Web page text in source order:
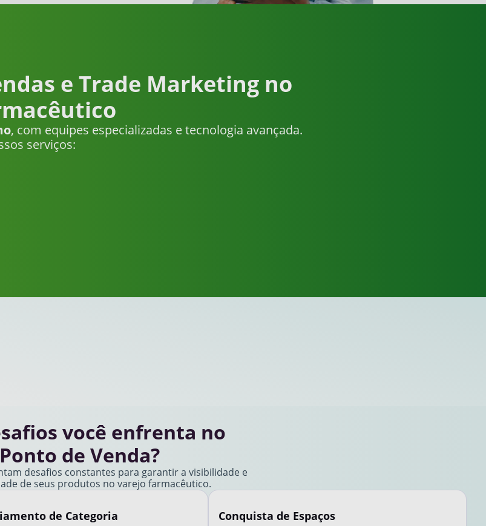
e Trade Marketing no
, com equipes especializadas e tecnologia avançada.
serviços:
você enfrenta no
Ponto de Venda?
desafios constantes para garantir a visibilidade e
de seus produtos no varejo farmacêutico.
de Categoria Conquista de Espaços